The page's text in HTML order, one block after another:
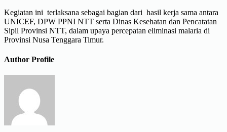
Kegiatan ini terlaksana sebagai bagian dari hasil kerja sama antara
UNICEF, DPW PPNI NTT serta Dinas Kesehatan dan Pencatatan
Sipil Provinsi NTT, dalam upaya percepatan eliminasi malaria di
Provinsi Nusa Tenggara Timur.
Author Profile